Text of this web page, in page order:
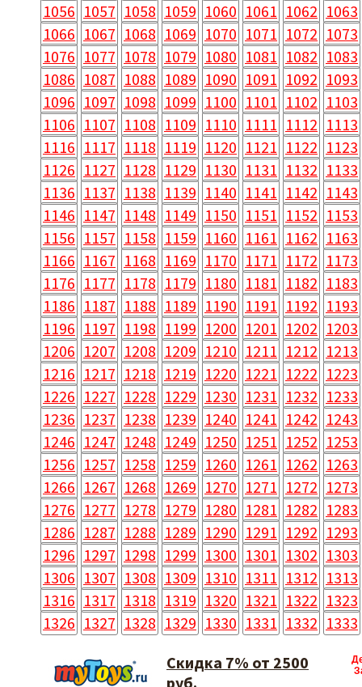
1056 1057 1058 1059 1060 1061 1062 1063
1066 1067 1068 1069 1070 1071 1072 1073
1076 1077 1078 1079 1080 1081 1082 1083
1086 1087 1088 1089 1090 1091 1092 1093
1096 1097 1098 1099 1100 1101 1102 1103
1106 1107 1108 1109 1110 1111 1112 1113
1116 1117 1118 1119 1120 1121 1122 1123
1126 1127 1128 1129 1130 1131 1132 1133
1136 1137 1138 1139 1140 1141 1142 1143
1146 1147 1148 1149 1150 1151 1152 1153
1156 1157 1158 1159 1160 1161 1162 1163
1166 1167 1168 1169 1170 1171 1172 1173
1176 1177 1178 1179 1180 1181 1182 1183
1186 1187 1188 1189 1190 1191 1192 1193
1196 1197 1198 1199 1200 1201 1202 1203
1206 1207 1208 1209 1210 1211 1212 1213
1216 1217 1218 1219 1220 1221 1222 1223
1226 1227 1228 1229 1230 1231 1232 1233
1236 1237 1238 1239 1240 1241 1242 1243
1246 1247 1248 1249 1250 1251 1252 1253
1256 1257 1258 1259 1260 1261 1262 1263
1266 1267 1268 1269 1270 1271 1272 1273
1276 1277 1278 1279 1280 1281 1282 1283
1286 1287 1288 1289 1290 1291 1292 1293
1296 1297 1298 1299 1300 1301 1302 1303
1306 1307 1308 1309 1310 1311 1312 1313
1316 1317 1318 1319 1320 1321 1322 1323
1326 1327 1328 1329 1330 1331 1332 1333
Скидка 7% от 2500
руб.